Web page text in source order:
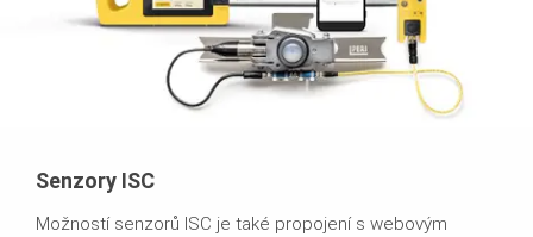
Senzory ISC
Možností senzorů ISC je také propojení s webovým